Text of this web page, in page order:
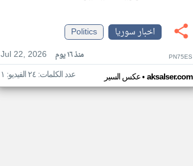
اخبار سوريا
Politics
Jul 22, 2026
منذ ١٦ يوم PN75ES
عكس السير• aksalser.com عدد الكلمات: ٢٤ الفيديو: ١